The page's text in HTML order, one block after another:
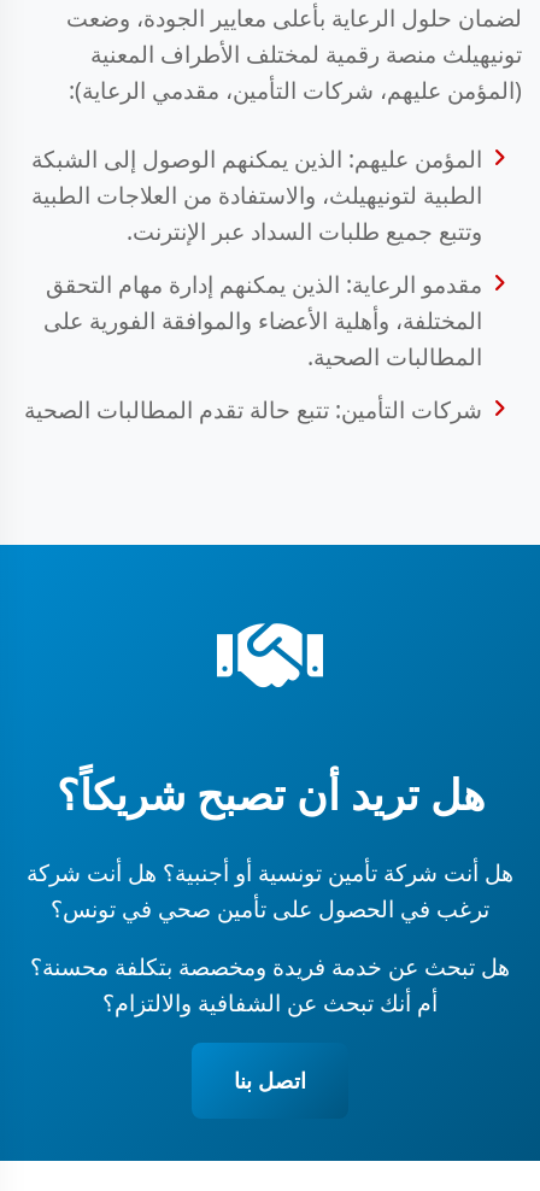
لضمان حلول الرعاية بأعلى معايير الجودة، وضعت
تونيهيلث منصة رقمية لمختلف الأطراف المعنية
(المؤمن عليهم، شركات التأمين، مقدمي الرعاية):
المؤمن عليهم: الذين يمكنهم الوصول إلى الشبكة
الطبية لتونيهيلث، والاستفادة من العلاجات الطبية
وتتبع جميع طلبات السداد عبر الإنترنت.
مقدمو الرعاية: الذين يمكنهم إدارة مهام التحقق
المختلفة، وأهلية الأعضاء والموافقة الفورية على
المطالبات الصحية.
شركات التأمين: تتبع حالة تقدم المطالبات الصحية
هل تريد أن تصبح شريكاً؟
هل أنت شركة تأمين تونسية أو أجنبية؟ هل أنت شركة
ترغب في الحصول على تأمين صحي في تونس؟
هل تبحث عن خدمة فريدة ومخصصة بتكلفة محسنة؟
أم أنك تبحث عن الشفافية والالتزام؟
اتصل بنا